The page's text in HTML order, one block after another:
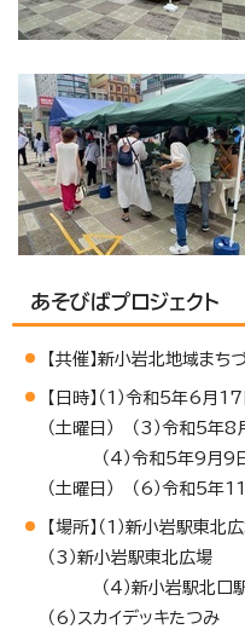
あそびばプロジェクト
【共催】新小岩北地域まち
【日時】（1）令和5年6月
（土曜日） （3）令和5年8
（4）令和5年9月9日
（土曜日） （6）令和5年
【場所】（1）新小岩駅東
（3）新小岩駅東北広場
（4）新小岩駅北口駅
（6）スカイデッキたつみ